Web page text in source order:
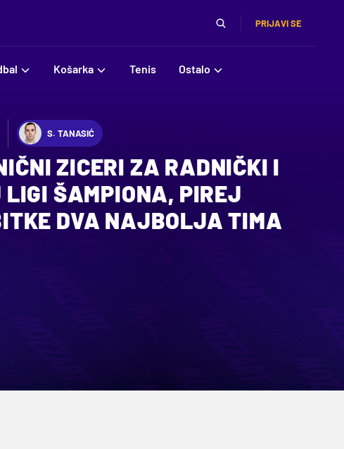
PRIJAVI SE
Košarka Tenis Ostalo
S. TANASIĆ
ZICERI ZA RADNIČKI I
LIGI ŠAMPIONA, PIREJ
DVA NAJBOLJA TIMA